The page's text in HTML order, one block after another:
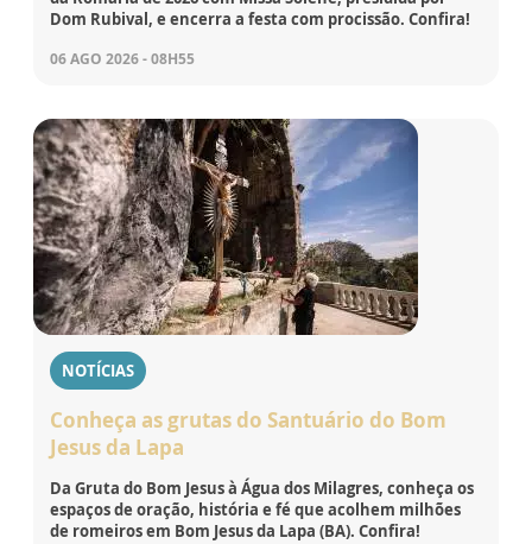
Dom Rubival, e encerra a festa com procissão. Confira!
06 AGO 2026 - 08H55
NOTÍCIAS
Conheça as grutas do Santuário do Bom
Jesus da Lapa
Da Gruta do Bom Jesus à Água dos Milagres, conheça os
espaços de oração, história e fé que acolhem milhões
de romeiros em Bom Jesus da Lapa (BA). Confira!